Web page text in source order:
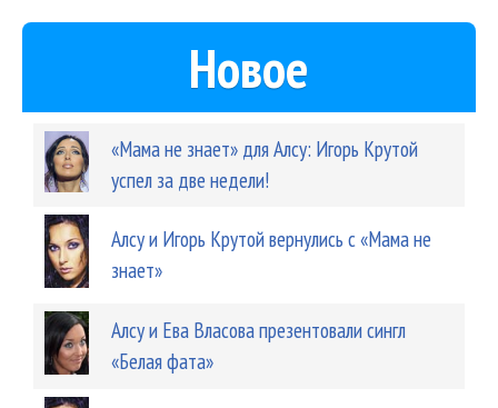
Новое
«Мама не знает» для Алсу: Игорь Крутой
успел за две недели!
Алсу и Игорь Крутой вернулись с «Мама не
знает»
Алсу и Ева Власова презентовали сингл
«Белая фата»